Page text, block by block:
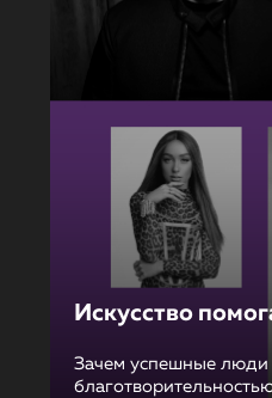
Искусство
Зачем успешные люди